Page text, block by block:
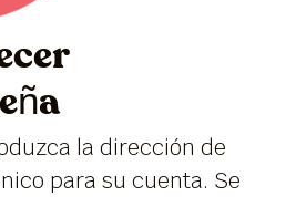
la dirección de
para su cuenta. Se